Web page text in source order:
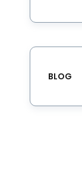
BLOG